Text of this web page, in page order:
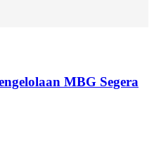
MBG Segera